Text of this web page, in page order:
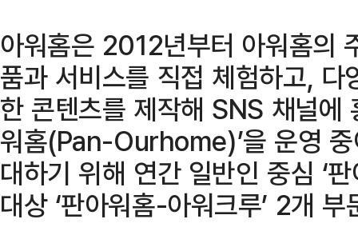
아워홈은 2012년부터 아워홈의
품과 서비스를 직접 체험하고,
한 콘텐츠를 제작해 SNS 채널에
워홈(Pan-Ourhome)’을 운영
대하기 위해 연간 일반인 중심 ‘
대상 ‘판아워홈-아워크루’ 2개